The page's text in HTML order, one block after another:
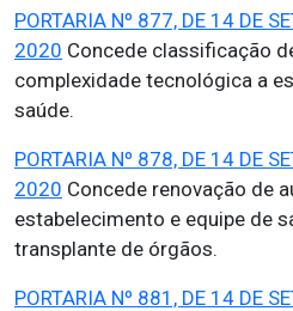
PORTARIA Nº 877, DE 14 DE
2020 Concede classificação
complexidade tecnológica a
saúde.
PORTARIA Nº 878, DE 14 DE
2020 Concede renovação de
estabelecimento e equipe de
transplante de órgãos.
PORTARIA Nº 881, DE 14 DE